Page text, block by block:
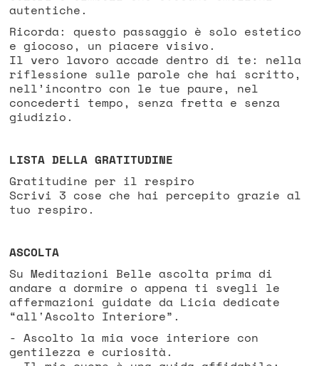
autentiche.
Ricorda: questo passaggio è solo estetico
e giocoso, un piacere visivo.
Il vero lavoro accade dentro di te: nella
riflessione sulle parole che hai scritto,
nell’incontro con le tue paure, nel
concederti tempo, senza fretta e senza
giudizio.
LISTA DELLA GRATITUDINE
Gratitudine per il respiro
Scrivi 3 cose che hai percepito grazie al
tuo respiro.
ASCOLTA
Su Meditazioni Belle ascolta prima di
andare a dormire o appena ti svegli le
affermazioni guidate da Licia dedicate
“all'Ascolto Interiore”.
- Ascolto la mia voce interiore con
gentilezza e curiosità.